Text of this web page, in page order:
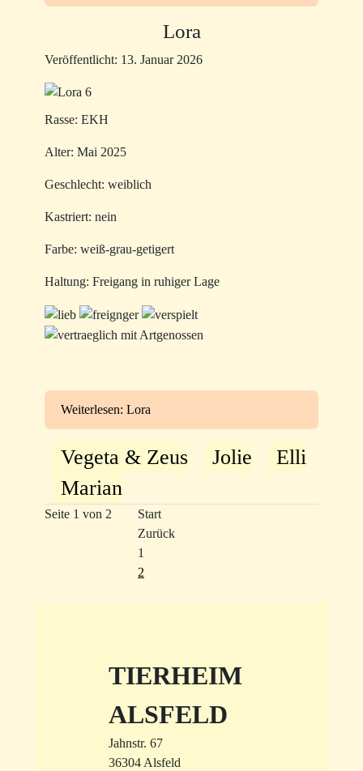
Lora
Veröffentlicht: 13. Januar 2026
Rasse: EKH
Alter: Mai 2025
Geschlecht: weiblich
Kastriert: nein
Farbe: weiß-grau-getigert
Haltung: Freigang in ruhiger Lage
Weiterlesen: Lora
Vegeta & Zeus Jolie
Elli
Marian
Seite 1 von 2
Start
Zurück
1
2
TIERHEIM
ALSFELD
Jahnstr. 67
36304 Alsfeld